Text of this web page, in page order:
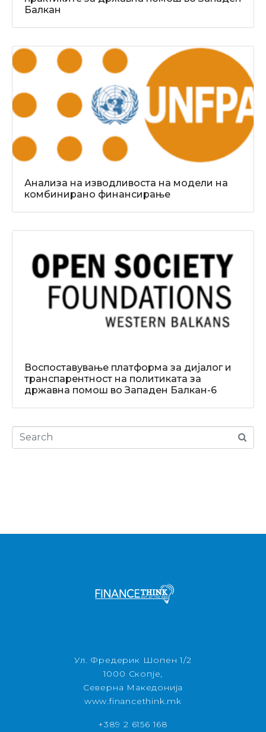
Балкан
Анализа на изводливоста на модели на
комбинирано финансирање
Воспоставување платформа за дијалог и
транспарентност на политиката за
државна помош во Западен Балкан-6
Ул. Фредерик Шопен 1/2
1000 Скопје,
Северна Македонија
www.financethink.mk
+389 2 6156 168